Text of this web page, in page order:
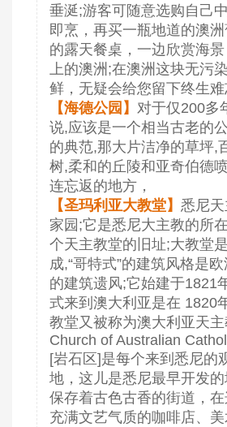
垂涎;游客可随意选购自己
即烹，再买一瓶地道的澳
的露天餐桌，一边欣赏海
上的澳洲;在澳洲这块无污
鲜，无疑会给您留下终生难
【海德公园】 对于仅200多
说,应该是一个相当古老的
的典范,那大片洁净的草坪,
树,柔和的丘陵和亚奇伯德
连忘返的地方，
【圣玛利亚大教堂】 悉尼
家园;它是悉尼大主教的所
个天主教堂的旧址;大教堂
成,“哥特式”的建筑风格是
的建筑遗风;它始建于1821
式来到澳大利亚是在 1820
教堂又被称为澳大利亚天
Church of Australian
[岩石区]是每个来到悉尼的
地，这儿是悉尼最早开发
保存着古色古香的街道，在
充满文艺气质的咖啡店、